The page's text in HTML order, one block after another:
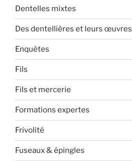
Dentelles mixtes
Des dentellières et leurs œuvres
Enquêtes
Fils
Fils et mercerie
Formations expertes
Frivolité
Fuseaux & épingles